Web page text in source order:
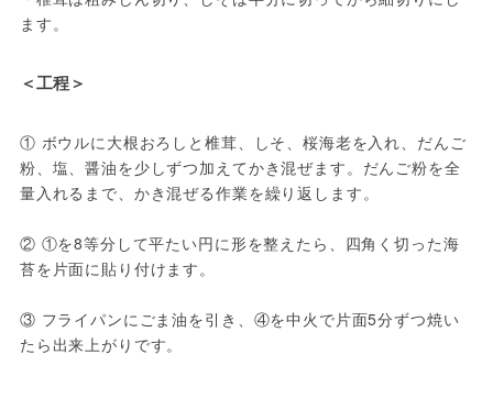
ます。
＜工程＞
① ボウルに大根おろしと椎茸、しそ、桜海老を入れ、だんご
粉、塩、醤油を少しずつ加えてかき混ぜます。だんご粉を全
量入れるまで、かき混ぜる作業を繰り返します。
② ①を8等分して平たい円に形を整えたら、四角く切った海
苔を片面に貼り付けます。
③ フライパンにごま油を引き、④を中火で片面5分ずつ焼い
たら出来上がりです。